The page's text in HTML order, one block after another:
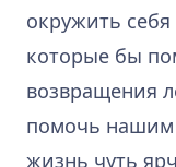
окружить
которые бы
возвращения
помочь нашим
жизнь чуть